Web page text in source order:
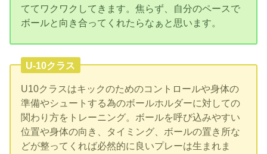
ててワクワクしてきます。焦らず、自分のペースで
ボールと向き合ってくれたらなぁと思います。
U-10クラス
U10クラスはキックのためのコントロールや身体の
準備やシュートする為のボールホルダーに対しての
関わり方をトレーニング。ボールを呼び込みやすい
位置や身体の向き、タイミング、ボールの置き所な
どが整ってくれば必然的に良いプレーは生まれま